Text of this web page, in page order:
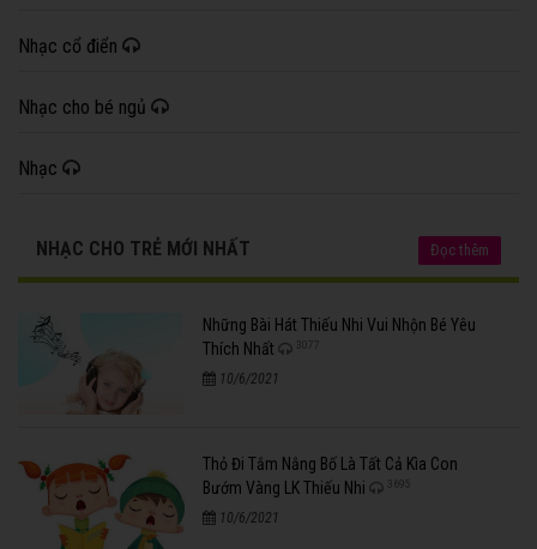
Nhạc cổ điển
Nhạc cho bé ngủ
Nhạc
NHẠC CHO TRẺ MỚI NHẤT Đọc thêm
Những Bài Hát Thiếu Nhi Vui Nhộn Bé Yêu
Thích Nhất
3077
10/6/2021
Thỏ Đi Tắm Nắng Bố Là Tất Cả Kìa Con
Bướm Vàng LK Thiếu Nhi
3695
10/6/2021